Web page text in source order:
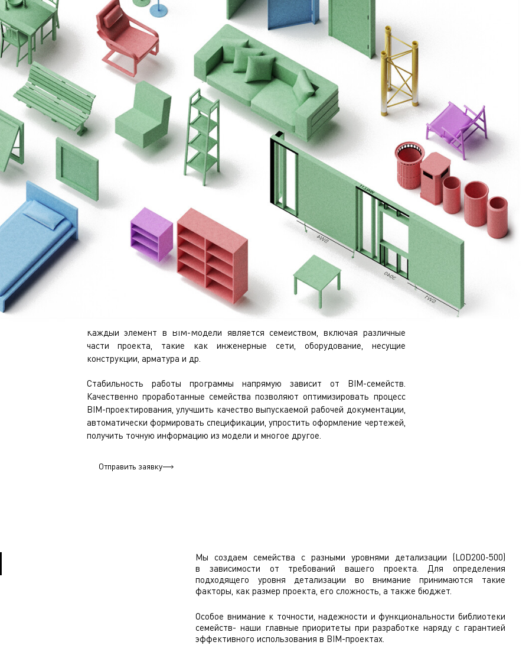
СЕМЕЙСТВО — ЭЛЕМЕНТЫ МОДЕЛИ
ОДНОГО ТИПА
Каждый элемент в BIM-Модели является семейством, включая различные
части проекта, такие как инженерные сети, оборудование, несущие
конструкции, арматура и др.
Стабильность работы программы напрямую зависит от BIM-семейств.
Качественно проработанные семейства позволяют оптимизировать процесс
BIM-проектирования, улучшить качество выпускаемой рабочей документации,
автоматически формировать спецификации, упростить оформление чертежей,
получить точную информацию из модели и многое другое.
Отправить заявку
Мы создаем семейства с разными уровнями детализации (LOD200-500)
в зависимости от требований вашего проекта. Для определения
подходящего уровня детализации во внимание принимаются такие
факторы, как размер проекта, его сложность, а также бюджет.
Особое внимание к точности, надежности и функциональности библиотеки
семейств- наши главные приоритеты при разработке наряду с гарантией
эффективного использования в BIM-проектах.